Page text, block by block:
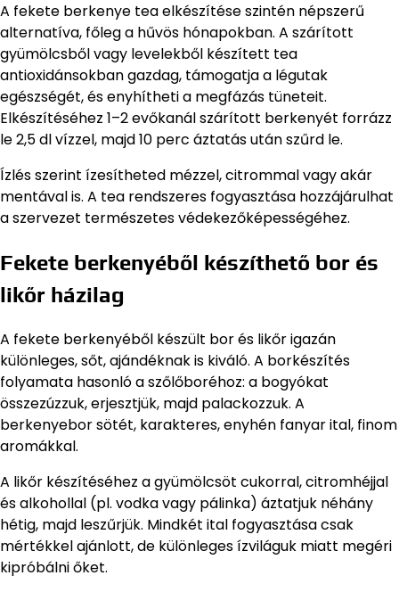
A fekete berkenye tea elkészítése szintén népszerű
alternatíva, főleg a hűvös hónapokban. A szárított
gyümölcsből vagy levelekből készített tea
antioxidánsokban gazdag, támogatja a légutak
egészségét, és enyhítheti a megfázás tüneteit.
Elkészítéséhez 1–2 evőkanál szárított berkenyét forrázz
le 2,5 dl vízzel, majd 10 perc áztatás után szűrd le.
Ízlés szerint ízesítheted mézzel, citrommal vagy akár
mentával is. A tea rendszeres fogyasztása hozzájárulhat
a szervezet természetes védekezőképességéhez.
Fekete berkenyéből készíthető bor és
likőr házilag
A fekete berkenyéből készült bor és likőr igazán
különleges, sőt, ajándéknak is kiváló. A borkészítés
folyamata hasonló a szőlőboréhoz: a bogyókat
összezúzzuk, erjesztjük, majd palackozzuk. A
berkenyebor sötét, karakteres, enyhén fanyar ital, finom
aromákkal.
A likőr készítéséhez a gyümölcsöt cukorral, citromhéjjal
és alkohollal (pl. vodka vagy pálinka) áztatjuk néhány
hétig, majd leszűrjük. Mindkét ital fogyasztása csak
mértékkel ajánlott, de különleges ízviláguk miatt megéri
kipróbálni őket.